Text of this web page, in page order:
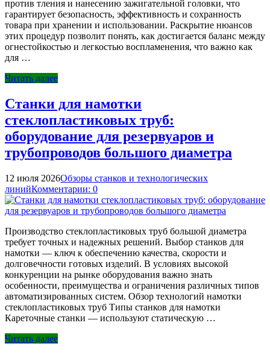
против тления и нанесению зажигательной головки, что
гарантирует безопасность, эффективность и сохранность
товара при хранении и использовании. Раскрытие нюансов
этих процедур позволит понять, как достигается баланс между
огнестойкостью и легкостью воспламенения, что важно как
для …
Читать далее
Станки для намотки
стеклопластиковых труб:
оборудование для резервуаров и
трубопроводов большого диаметра
12 июля 2026Обзоры станков и технологических
линийКомментарии: 0
Производство стеклопластиковых труб большой диаметра
требует точных и надежных решений. Выбор станков для
намотки — ключ к обеспечению качества, скорости и
долговечности готовых изделий. В условиях высокой
конкуренции на рынке оборудования важно знать
особенности, преимущества и ограничения различных типов
автоматизированных систем. Обзор технологий намотки
стеклопластиковых труб Типы станков для намотки
Кареточные станки — используют статическую …
Читать далее